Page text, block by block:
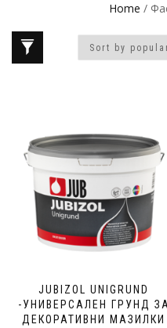
Home /
JUBIZOL UNIGRUND
-УНИВЕРСАЛЕН ГРУНД
ДЕКОРАТИВНИ МАЗИЛКИ